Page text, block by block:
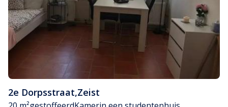
2e Dorpsstraat,Zeist